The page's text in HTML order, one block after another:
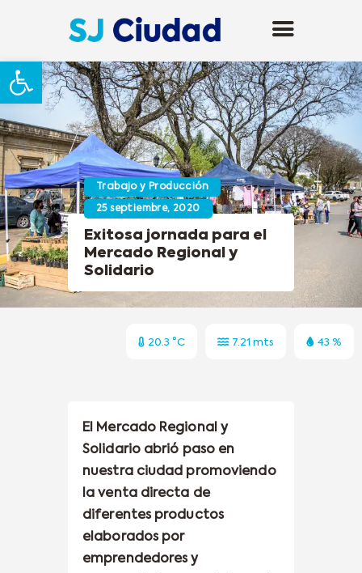
Abrir barra de herramientas
Trabajo y Producción
25 septiembre, 2020
Exitosa jornada para el
Mercado Regional y
Solidario
20.3 °C 7.21 mts 43 %
El Mercado Regional y
Solidario abrió paso en
nuestra ciudad promoviendo
la venta directa de
diferentes productos
elaborados por
emprendedores y